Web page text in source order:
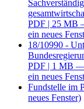
PDF | 25 MB
ein neues
18/10990 -
PDF | 1 MB —
ein neues
Fundstelle im
neues Fenster)